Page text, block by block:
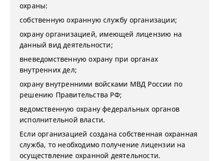
охраны:
собственную охранную службу организации;
охрану организацией, имеющей лицензию на
данный вид деятельности;
вневедомственную охрану при органах
внутренних дел;
охрану внутренними войсками МВД России по
решению Правительства РФ;
ведомственную охрану федеральных органов
исполнительной власти.
Если организацией создана собственная охранная
служба, то необходимо получение лицензии на
осуществление охранной деятельности.